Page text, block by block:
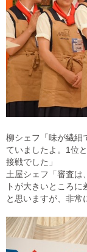
柳シェフ「味が繊細
ていましたよ。1位
接戦でした」
土屋シェフ「審査は
トが大きいところ
と思いますが、非常